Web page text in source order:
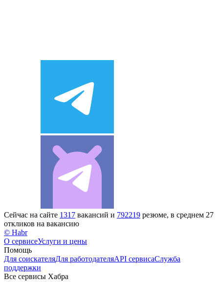
Сейчас на сайте 1317 вакансий и 792219 резюме, в среднем 27
откликов на вакансию
© Habr
О сервисеУслуги и цены
Помощь
Для соискателяДля работодателяAPI сервисаСлужба
поддержки
Все сервисы Хабра